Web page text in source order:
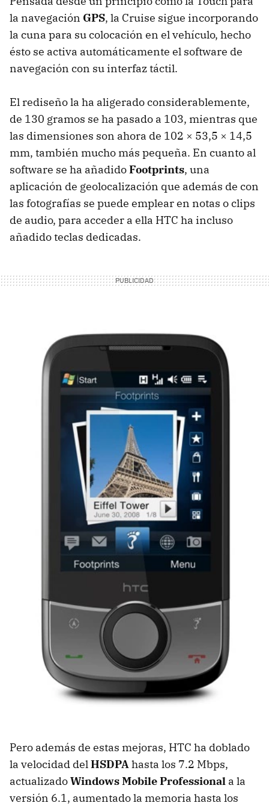
la navegación GPS, la Cruise sigue incorporando
la cuna para su colocación en el vehículo, hecho
ésto se activa automáticamente el software de
navegación con su interfaz táctil.
El rediseño la ha aligerado considerablemente,
de 130 gramos se ha pasado a 103, mientras que
las dimensiones son ahora de 102 × 53,5 × 14,5
mm, también mucho más pequeña. En cuanto al
software se ha añadidoFootprints, una
aplicación de geolocalización que además de con
las fotografías se puede emplear en notas o clips
de audio, para acceder a ella HTC ha incluso
añadido teclas dedicadas.
Pero además de estas mejoras, HTC ha doblado
la velocidad delHSDPAhasta los 7.2 Mbps,
actualizadoWindows Mobile Professional a la
versión 6.1, aumentado la memoria hasta los